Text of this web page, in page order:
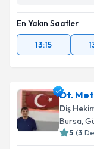
En Yakın Saatler
13:15
Dt.
Diş
Bursa,
5 (3